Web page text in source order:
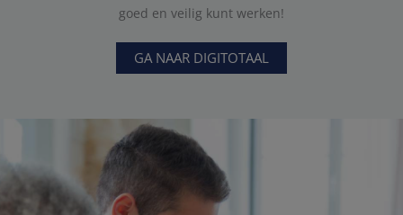
goed en veilig kunt werken!
GA NAAR DIGITOTAAL